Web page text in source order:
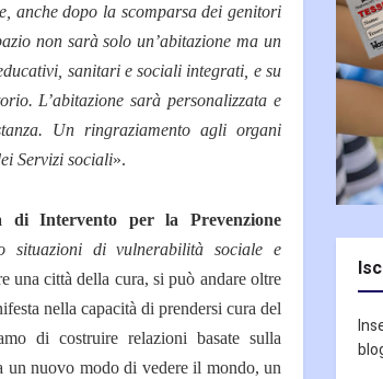
anche dopo la scomparsa dei genitori
non sarà solo un’abitazione ma un
sanitari e sociali integrati, e su
L’abitazione sarà personalizzata e
Un ringraziamento agli organi
Servizi sociali».
di Intervento per la Prevenzione
situazioni di vulnerabilità sociale e
una città della cura, si può andare oltre
nella capacità di prendersi cura del
di costruire relazioni basate sulla
un nuovo modo di vedere il mondo, un